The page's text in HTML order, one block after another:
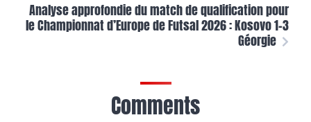
Analyse approfondie du match de qualification pour
le Championnat d’Europe de Futsal 2026 : Kosovo 1-3
Géorgie
Comments